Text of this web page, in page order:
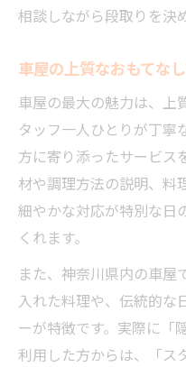
相談しながら段取りを決
車屋の上質なおもてな
車屋の最大の魅力は、上
タッフ一人ひとりが丁寧
方に寄り添ったサービス
材や調理方法の説明、料
細やかな対応が特別な日
くれます。
また、神奈川県内の車屋
入れた料理や、伝統的な
ーが特徴です。実際に「
利用した方からは、「ス